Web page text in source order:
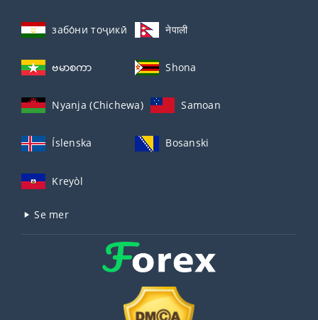
забо́ни тоҷикӣ́ नेपाली
ဗမာစကာ Shona
Nyanja (Chichewa) Samoan
Íslenska Bosanski
Kreyòl
Se mer